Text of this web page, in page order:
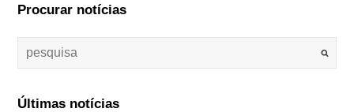
Procurar notícias
Últimas notícias